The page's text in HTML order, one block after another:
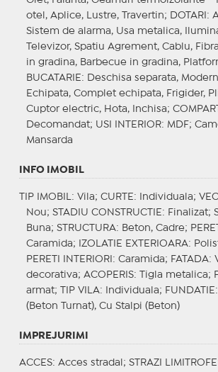
otel, Aplice, Lustre, Travertin;
DOTARI :
Sistem de alarma, Usa metalica,
Televizor, Spatiu Agrement, Cablu,
in gradina, Barbecue in gradina,
BUCATARIE : Deschisa separata,
Echipata, Complet echipata, Frigider,
Cuptor electric, Hota, Inchisa;
Decomandat; USI INTERIOR: MDF;
Mansarda
INFO IMOBIL
TIP IMOBIL : Vila; CURTE : Individuala;
Nou; STADIU CONSTRUCTIE : Finalizat;
Buna; STRUCTURA: Beton, Cadre;
Caramida;
IZOLATIE EXTERIOARA:
PERETI INTERIORI : Caramida; FATADA:
decorativa; ACOPERIS: Tigla metalica;
armat;
TIP VILA: Individuala; FUNDATIE
(Beton Turnat), Cu Stalpi (Beton)
IMPREJURIMI
ACCES: Acces stradal; STRAZI LIMITROFE